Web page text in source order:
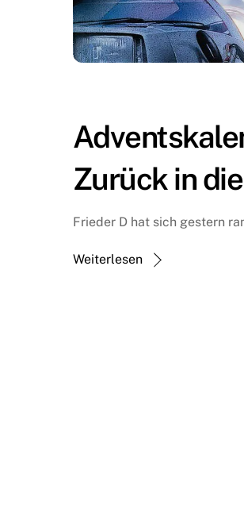
Zurück in
Frieder D hat sich gestern
Weiterlesen